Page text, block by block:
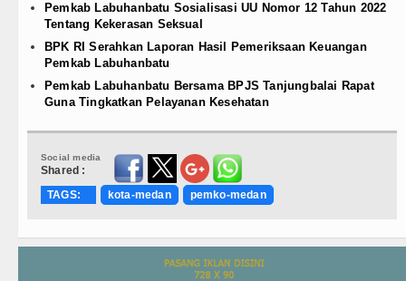
Pemkab Labuhanbatu Sosialisasi UU Nomor 12 Tahun 2022
Tentang Kekerasan Seksual
BPK RI Serahkan Laporan Hasil Pemeriksaan Keuangan
Pemkab Labuhanbatu
Pemkab Labuhanbatu Bersama BPJS Tanjungbalai Rapat
Guna Tingkatkan Pelayanan Kesehatan
Social media
Shared :
TAGS:
kota-medan pemko-medan